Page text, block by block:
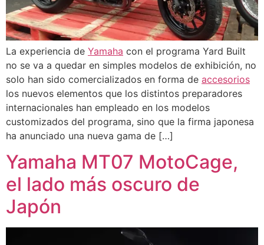
La experiencia de Yamaha con el programa Yard Built
no se va a quedar en simples modelos de exhibición, no
solo han sido comercializados en forma de accesorios
los nuevos elementos que los distintos preparadores
internacionales han empleado en los modelos
customizados del programa, sino que la firma japonesa
ha anunciado una nueva gama de […]
Yamaha MT07 MotoCage,
el lado más oscuro de
Japón